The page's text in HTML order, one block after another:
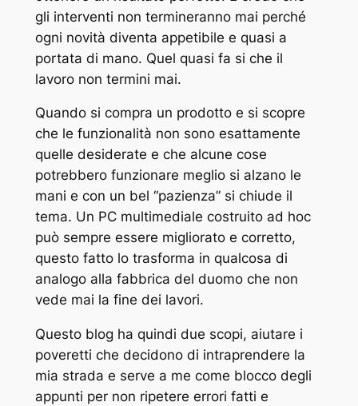
gli interventi non termineranno mai perché
ogni novità diventa appetibile e quasi a
portata di mano. Quel quasi fa si che il
lavoro non termini mai.
Quando si compra un prodotto e si scopre
che le funzionalità non sono esattamente
quelle desiderate e che alcune cose
potrebbero funzionare meglio si alzano le
mani e con un bel “pazienza” si chiude il
tema. Un PC multimediale costruito ad hoc
può sempre essere migliorato e corretto,
questo fatto lo trasforma in qualcosa di
analogo alla fabbrica del duomo che non
vede mai la fine dei lavori.
Questo blog ha quindi due scopi, aiutare i
poveretti che decidono di intraprendere la
mia strada e serve a me come blocco degli
appunti per non ripetere errori fatti e